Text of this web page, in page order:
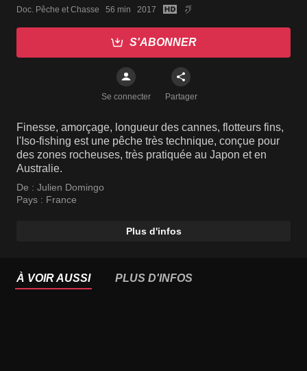
Doc. Pêche et Chasse   56 min   2017
S'ABONNER
Se connecter Partager
Finesse, amorçage, longueur des cannes, flotteurs fins,
l'Iso-fishing est une pêche très technique, conçue pour
des zones rocheuses, très pratiquée au Japon et en
Australie.
De : Julien Domingo
Pays : France
Plus d'infos
À VOIR AUSSI PLUS D'INFOS